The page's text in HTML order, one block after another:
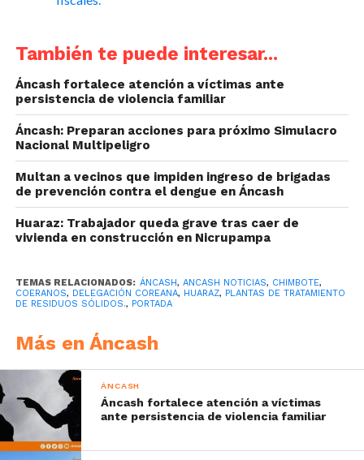
También te puede interesar...
Áncash fortalece atención a víctimas ante
persistencia de violencia familiar
Áncash: Preparan acciones para próximo Simulacro
Nacional Multipeligro
Multan a vecinos que impiden ingreso de brigadas
de prevención contra el dengue en Áncash
Huaraz: Trabajador queda grave tras caer de
vivienda en construcción en Nicrupampa
TEMAS RELACIONADOS: ÁNCASH, ANCASH NOTICIAS, CHIMBOTE,
COERANOS, DELEGACIÓN COREANA, HUARAZ, PLANTAS DE TRATAMIENTO
DE RESIDUOS SÓLIDOS., PORTADA
Más en Áncash
ÁNCASH
Áncash fortalece atención a víctimas
ante persistencia de violencia familiar